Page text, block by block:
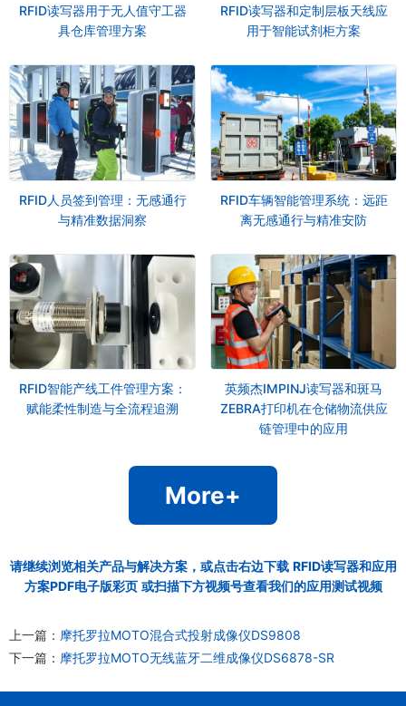
RFID读写器用于无人值守工器
具仓库管理方案
RFID读写器和定制层板天线应
用于智能试剂柜方案
RFID人员签到管理：无感通行
与精准数据洞察
RFID车辆智能管理系统：远距
离无感通行与精准安防
RFID智能产线工件管理方案：
赋能柔性制造与全流程追溯
英频杰IMPINJ读写器和斑马
ZEBRA打印机在仓储物流供应
链管理中的应用
More+
请继续浏览相关产品与解决方案，或点击右边下载 RFID读写器和应用
方案PDF电子版彩页 或扫描下方视频号查看我们的应用测试视频
上一篇： 摩托罗拉MOTO混合式投射成像仪DS9808
下一篇： 摩托罗拉MOTO无线蓝牙二维成像仪DS6878-SR